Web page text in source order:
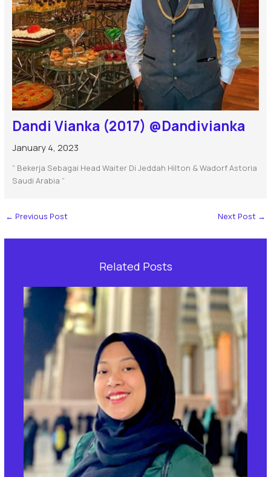
Dandi Vianka (2017) @Dandivianka
January 4, 2023
” Bekerja Sebagai Head Waiter Di Jeddah Hilton & Wadorf Astoria
Saudi Arabia “
← Previous Post Next Post →
Related Posts